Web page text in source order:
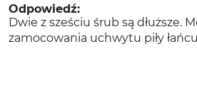
Odpowiedź:
Dwie z sześciu śrub są dłuższe.
zamocowania uchwytu piły